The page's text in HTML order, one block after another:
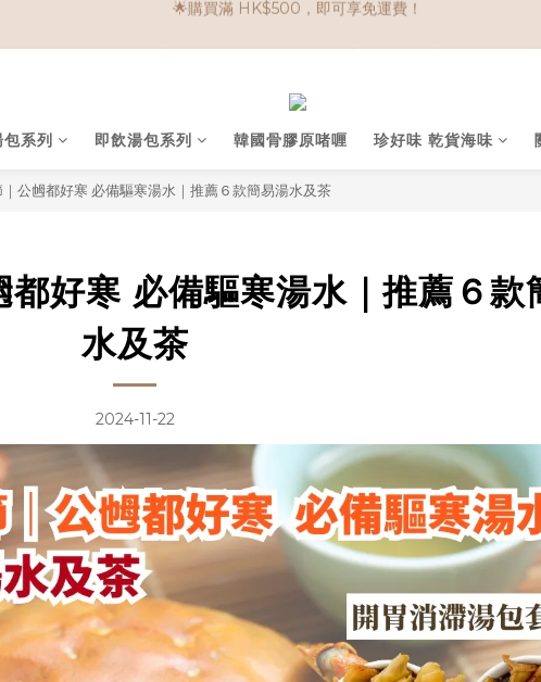
系列 即飲湯包系列 韓國骨膠原啫喱 珍好味 乾貨海味
公乸都好寒 必備驅寒湯水｜推薦６款簡易湯水及茶
好寒 必備驅寒湯水｜推薦６款
水及茶
2024-11-22